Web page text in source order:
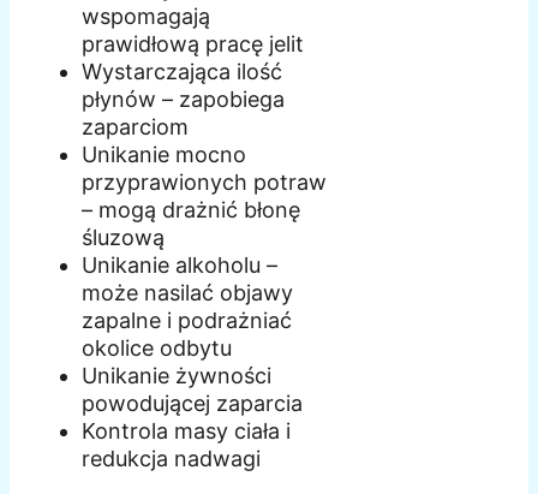
wspomagają
prawidłową pracę jelit
Wystarczająca ilość
płynów – zapobiega
zaparciom
Unikanie mocno
przyprawionych potraw
– mogą drażnić błonę
śluzową
Unikanie alkoholu –
może nasilać objawy
zapalne i podrażniać
okolice odbytu
Unikanie żywności
powodującej zaparcia
Kontrola masy ciała i
redukcja nadwagi